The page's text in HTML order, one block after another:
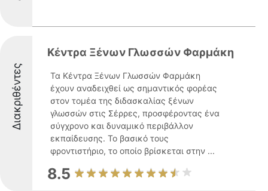
Διακριθέντες
Κέντρα Ξένων Γλωσσών Φαρμάκη
Τα Κέντρα Ξένων Γλωσσών Φαρμάκη
έχουν αναδειχθεί ως σημαντικός φορέας
στον τομέα της διδασκαλίας ξένων
γλωσσών στις Σέρρες, προσφέροντας ένα
σύγχρονο και δυναμικό περιβάλλον
εκπαίδευσης. Το βασικό τους
φροντιστήριο, το οποίο βρίσκεται στην ...
8.5